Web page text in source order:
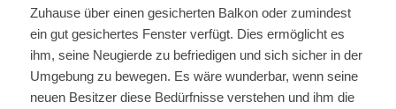
Zuhause über einen gesicherten Balkon oder zumindest
ein gut gesichertes Fenster verfügt. Dies ermöglicht es
ihm, seine Neugierde zu befriedigen und sich sicher in der
Umgebung zu bewegen. Es wäre wunderbar, wenn seine
neuen Besitzer diese Bedürfnisse verstehen und ihm die